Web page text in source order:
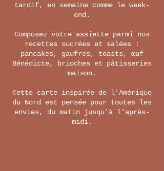
tardif, en semaine comme le week-
end.
Composez votre assiette parmi nos
recettes sucrées et salées :
pancakes, gaufres, toasts, œuf
Bénédicte, brioches et pâtisseries
maison.
Cette carte inspirée de l'Amérique
du Nord est pensée pour toutes les
envies, du matin jusqu'à l'après-
midi.